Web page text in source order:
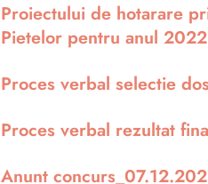
Proiectului de hotarare
Pietelor pentru anul 2022
Proces verbal selectie
Proces verbal rezultat
Anunt